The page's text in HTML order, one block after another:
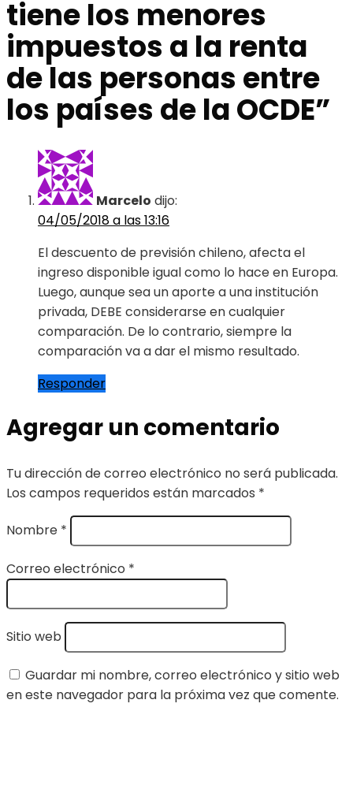
tiene los menores
impuestos a la renta
de las personas entre
los países de la OCDE”
Marcelo dijo:
04/05/2018 a las 13:16
El descuento de previsión chileno, afecta el
ingreso disponible igual como lo hace en Europa.
Luego, aunque sea un aporte a una institución
privada, DEBE considerarse en cualquier
comparación. De lo contrario, siempre la
comparación va a dar el mismo resultado.
Responder
Agregar un comentario
Tu dirección de correo electrónico no será publicada.
Los campos requeridos están marcados *
Nombre *
Correo electrónico *
Sitio web
Guardar mi nombre, correo electrónico y sitio web
en este navegador para la próxima vez que comente.